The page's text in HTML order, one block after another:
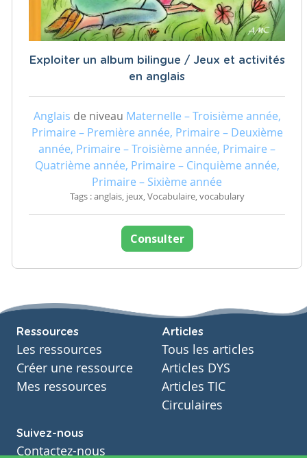
Exploiter un album bilingue / Jeux et activités
en anglais
Anglais de niveau Maternelle – Troisième année,
Primaire – Première année, Primaire – Deuxième
année, Primaire – Troisième année, Primaire –
Quatrième année, Primaire – Cinquième année,
Primaire – Sixième année
Tags : anglais, jeux, Vocabulaire, vocabulary
Consulter
Ressources
Les ressources
Créer une ressource
Mes ressources
Articles
Tous les articles
Articles DYS
Articles TIC
Circulaires
Suivez-nous
Contactez-nous